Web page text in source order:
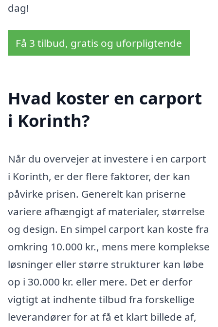
dag!
Få 3 tilbud, gratis og uforpligtende
Hvad koster en carport
i Korinth?
Når du overvejer at investere i en carport
i Korinth, er der flere faktorer, der kan
påvirke prisen. Generelt kan priserne
variere afhængigt af materialer, størrelse
og design. En simpel carport kan koste fra
omkring 10.000 kr., mens mere komplekse
løsninger eller større strukturer kan løbe
op i 30.000 kr. eller mere. Det er derfor
vigtigt at indhente tilbud fra forskellige
leverandører for at få et klart billede af,